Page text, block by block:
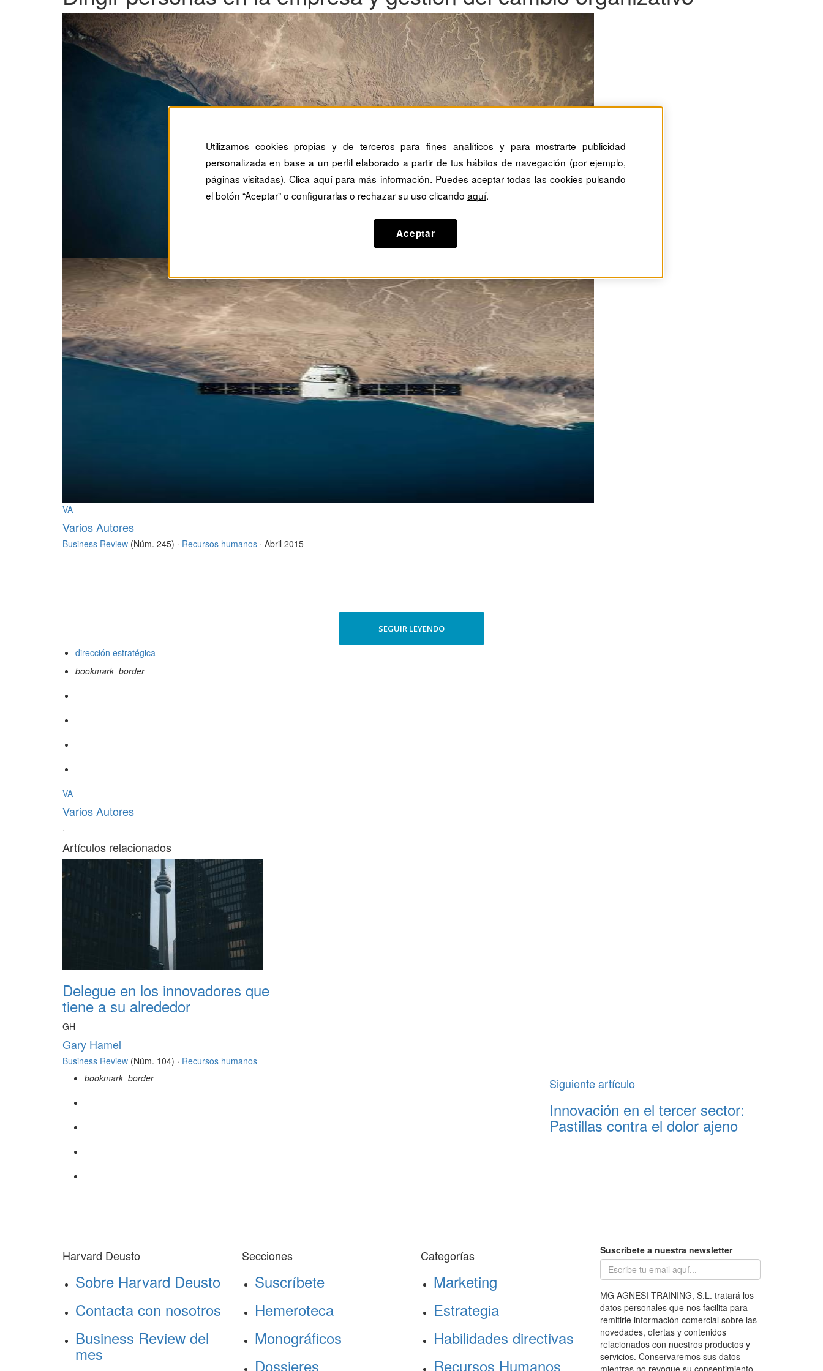
VA
Varios Autores
Business Review (Núm. 245) · Recursos humanos · Abril 2015
SEGUIR LEYENDO
dirección estratégica
bookmark_border
VA
Varios Autores
·
Artículos relacionados
Delegue en los innovadores que
tiene a su alrededor
GH
Gary Hamel
Business Review (Núm. 104) · Recursos humanos
bookmark_border
Siguiente artículo
Innovación en el tercer sector:
Pastillas contra el dolor ajeno
Harvard Deusto
Sobre Harvard Deusto
Contacta con nosotros
Business Review del
mes
Secciones
Suscríbete
Hemeroteca
Monográficos
Dossieres
Categorías
Marketing
Estrategia
Habilidades directivas
Recursos Humanos
Suscríbete a nuestra newsletter
MG AGNESI TRAINING, S.L. tratará los
datos personales que nos facilita para
remitirle información comercial sobre las
novedades, ofertas y contenidos
relacionados con nuestros productos y
servicios. Conservaremos sus datos
Utilizamos cookies propias y de terceros para fines analíticos y para mostrarte publicidad
personalizada en base a un perfil elaborado a partir de tus hábitos de navegación (por ejemplo,
páginas visitadas). Clica aquípara más información. Puedes aceptar todas las cookies pulsando
el botón “Aceptar” o configurarlas o rechazar su uso clicando aquí.
Aceptar